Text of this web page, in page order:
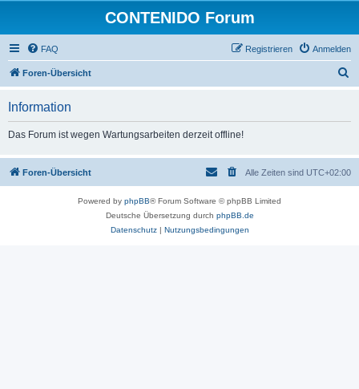
CONTENIDO Forum
FAQ Anmelden
Registrieren
Foren-Übersicht
Information
Das Forum ist wegen Wartungsarbeiten derzeit offline!
Foren-Übersicht Alle Zeiten sind UTC+02:00
Powered by phpBB® Forum Software © phpBB Limited
Deutsche Übersetzung durch phpBB.de
Datenschutz| Nutzungsbedingungen